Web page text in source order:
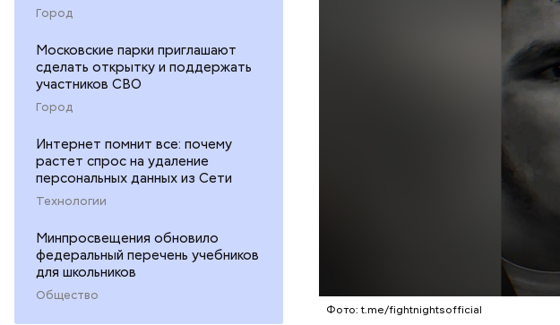
Город
Московские парки приглашают
сделать открытку и поддержать
участников СВО
Город
Интернет помнит все: почему
растет спрос на удаление
персональных данных из Сети
Технологии
Минпросвещения обновило
федеральный перечень учебников
для школьников
Общество
Фото: t.me/fightnightsofficial
Вечером 31 января Мутаев
жилого дома на улице
неизвестный. Он выскочил из
менее семи раз и скрылся.
скорую помощь, однако